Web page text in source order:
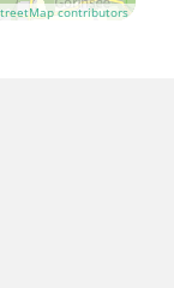
contributors